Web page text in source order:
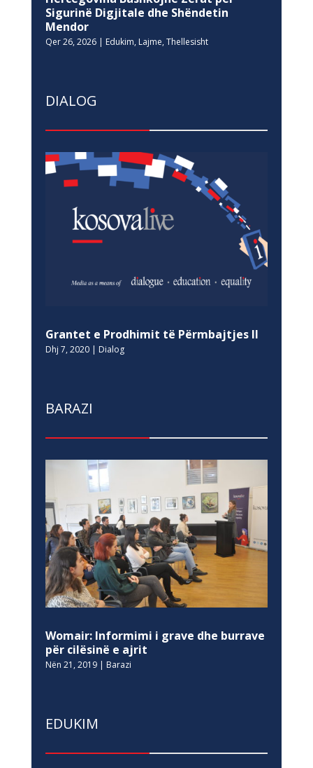
Sigurinë Digjitale dhe Shëndetin
Mendor
Qer 26, 2026| Edukim, Lajme, Thellesisht
DIALOG
Grantet e Prodhimit të Përmbajtjes II
Dhj 7, 2020| Dialog
BARAZI
Womair: Informimi i grave dhe burrave
për cilësinë e ajrit
Nën 21, 2019| Barazi
EDUKIM